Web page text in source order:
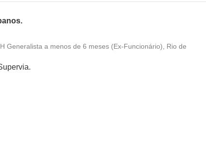
Generalista a menos de 6 meses (Ex-Funcionário), Rio de